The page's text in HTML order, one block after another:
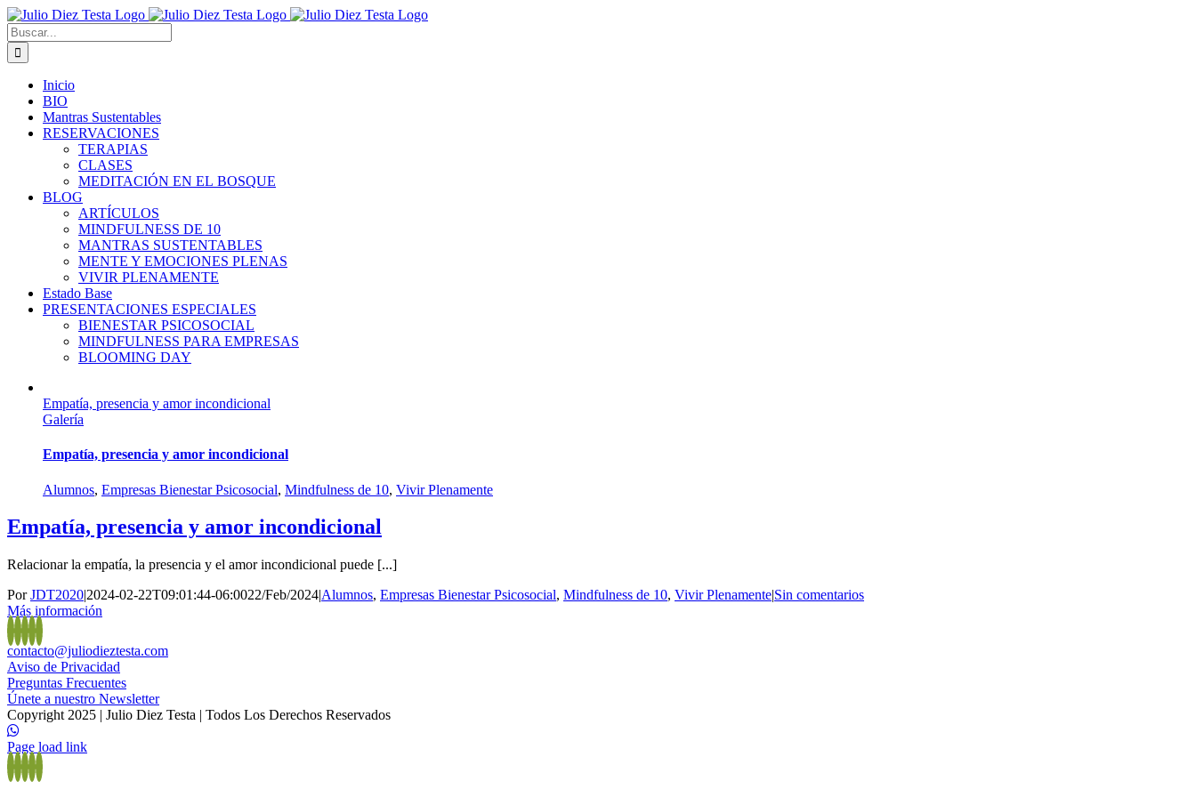
Saltar
al
contenido
Buscar:
Inicio
BIO
Mantras Sustentables
RESERVACIONES
TERAPIAS
CLASES
MEDITACIÓN EN EL BOSQUE
BLOG
ARTÍCULOS
MINDFULNESS DE 10
MANTRAS SUSTENTABLES
MENTE Y EMOCIONES PLENAS
VIVIR PLENAMENTE
Estado Base
PRESENTACIONES ESPECIALES
BIENESTAR PSICOSOCIAL
MINDFULNESS PARA EMPRESAS
BLOOMING DAY
Empatía, presencia y amor incondicional
Galería
Empatía, presencia y amor incondicional
Alumnos, Empresas Bienestar Psicosocial, Mindfulness de 10, Vivir Plenamente
Empatía, presencia y amor incondicional
Relacionar la empatía, la presencia y el amor incondicional puede [...]
PorJDT2020|2024-02-22T09:01:44-06:0022/Feb/2024|Alumnos, Empresas Bienestar Psicosocial, Mindfulness de 10, Vivir Plenamente|Sin comentarios
Más información
contacto@juliodieztesta.com
Aviso de Privacidad
Preguntas Frecuentes
Únete a nuestro Newsletter
Copyright 2025 | Julio Diez Testa | Todos Los Derechos Reservados
Page load link
Ir